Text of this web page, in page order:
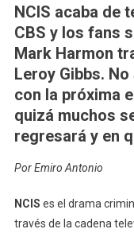
NCIS acaba de
CBS y los fans
Mark Harmon
Leroy Gibbs.
con la próxima
quizá muchos
regresará y en
Por Emiro Antonio
NCIS es el drama
través de la cadena